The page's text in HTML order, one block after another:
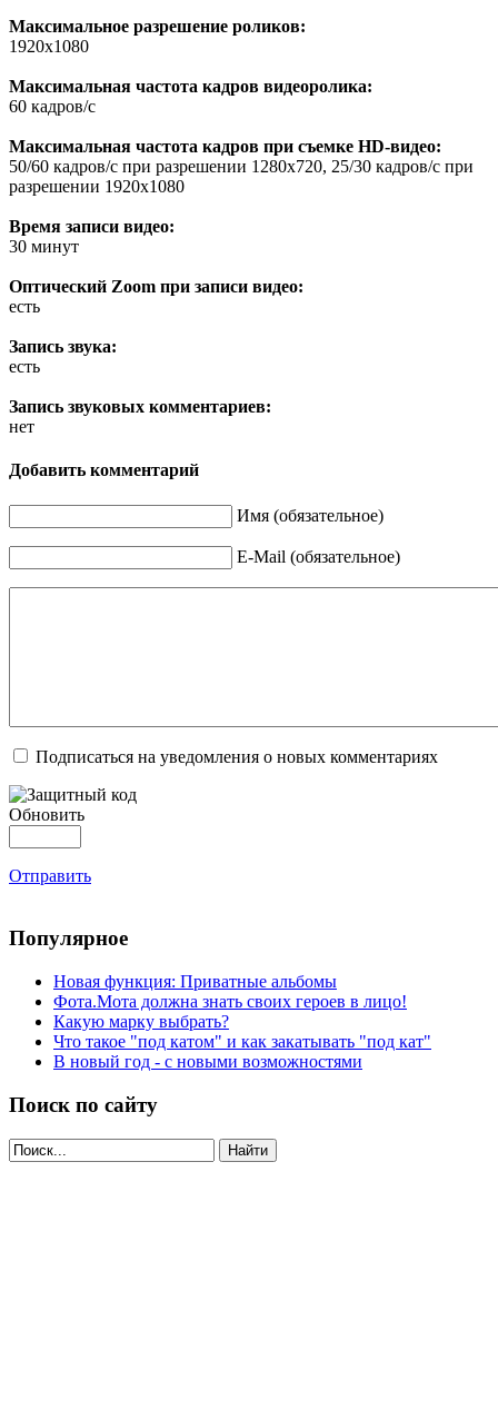
Максимальное разрешение роликов:
1920x1080
Максимальная частота кадров видеоролика:
60 кадров/с
Максимальная частота кадров при съемке HD-видео:
50/60 кадров/с при разрешении 1280x720, 25/30 кадров/с при
разрешении 1920x1080
Время записи видео:
30 минут
Оптический Zoom при записи видео:
есть
Запись звука:
есть
Запись звуковых комментариев:
нет
Добавить комментарий
Имя (обязательное)
E-Mail (обязательное)
Подписаться на уведомления о новых комментариях
Обновить
Отправить
Популярное
Новая функция: Приватные альбомы
Фота.Мота должна знать своих героев в лицо!
Какую марку выбрать?
Что такое "под катом" и как закатывать "под кат"
В новый год - с новыми возможностями
Поиск по сайту
Найти